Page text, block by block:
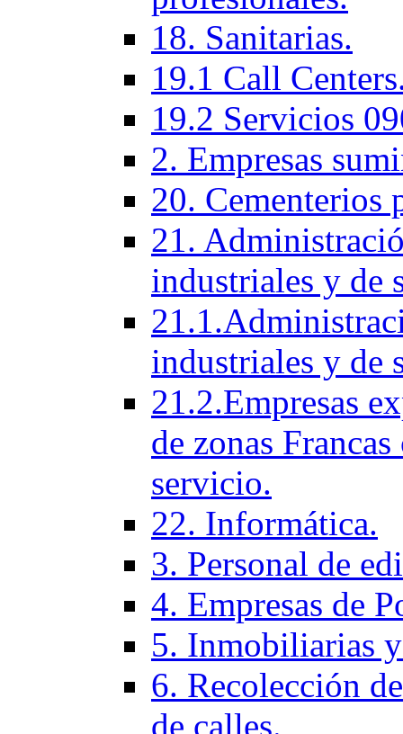
18. Sanitarias.
19.1 Call
19.2 Servicios
2. Empresas
20. Cementerios
21.
industriales y de
industriales y de
21.2.Empresas
de zonas
servicio.
22. Informática.
3. Personal de
4. Empresas de
5. Inmobiliarias
6. Recolección
de calles.